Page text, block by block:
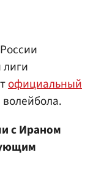
официальный
с Ираном